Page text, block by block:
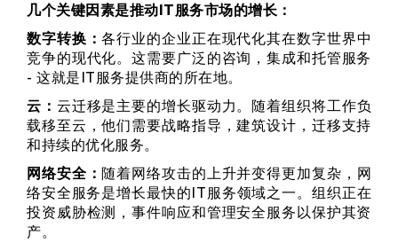
几个关键因素是推动IT服务市场的增长：
数字转换：各行业的企业正在现代化其在数字世界中
竞争的现代化。这需要广泛的咨询，集成和托管服务
- 这就是IT服务提供商的所在地。
云： 云迁移是主要的增长驱动力。随着组织将工作负
载移至云，他们需要战略指导，建筑设计，迁移支持
和持续的优化服务。
网络安全：随着网络攻击的上升并变得更加复杂，网
络安全服务是增长最快的IT服务领域之一。组织正在
投资威胁检测，事件响应和管理安全服务以保护其资
产。